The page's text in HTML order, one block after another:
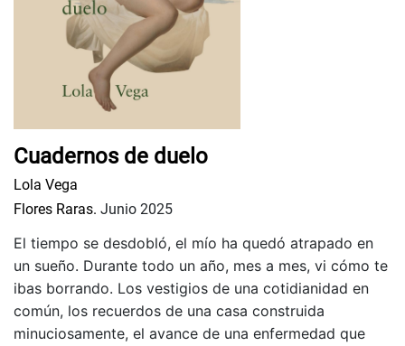
Cuadernos de duelo
Lola Vega
Flores Raras. Junio 2025
El tiempo se desdobló, el mío ha quedó atrapado en
un sueño. Durante todo un año, mes a mes, vi cómo te
ibas borrando. Los vestigios de una cotidianidad en
común, los recuerdos de una casa construida
minuciosamente, el avance de una enfermedad que